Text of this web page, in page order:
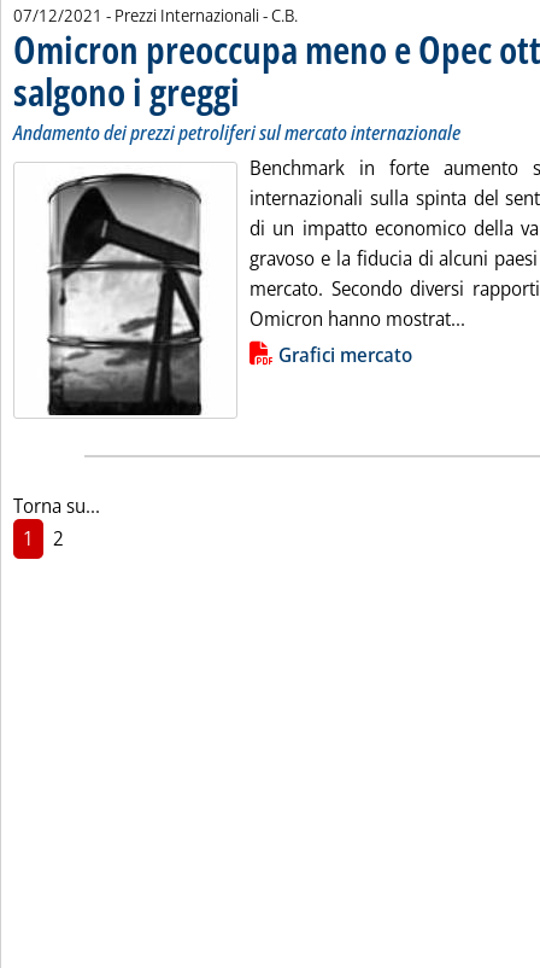
07/12/2021 - Prezzi Internazionali -di:
C.B.
Omicron preoccupa meno e Opec
salgono i greggi . Sottotitolo: Andamento dei prezzi petroliferi sul
. Pubblicata martedì 07 dicembre 2021 alle 13.43.
Andamento dei prezzi petroliferi sul mercato internazionale
Benchmark in forte aumento
internazionali sulla spinta del
di un impatto economico della
gravoso e la fiducia di alcuni
mercato. Secondo diversi
Omicron hanno mostrat...
Lista allegati PDF alla notiziaGrafici mercato
Torna su...
1
2